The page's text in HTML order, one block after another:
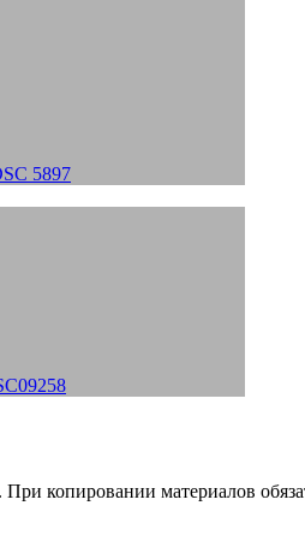
копировании материалов